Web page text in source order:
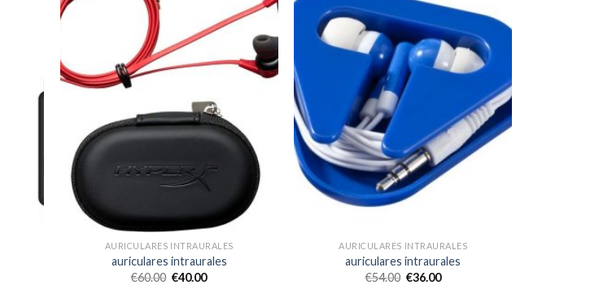
AURICULARES INTRAURALES
auriculares intraurales
€60.00 €40.00
AURICULARES INTRAURALES
auriculares intraurales
€54.00 €36.00